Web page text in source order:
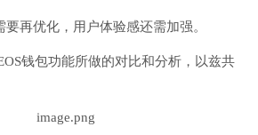
再优化，用户体验感还需加强。
钱包功能所做的对比和分析，以兹共